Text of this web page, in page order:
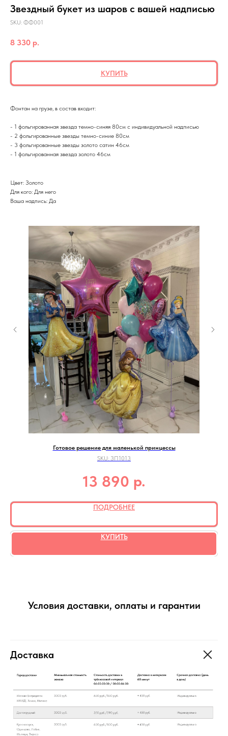
Звездный букет из шаров с вашей надписью
SKU: ФФ001
8 330 р.
КУПИТЬ
Фонтан на грузе, в состав входит:
- 1 фольгированная звезда темно-синяя 80см с индивидуальной надписью
- 2 фольгированные звезды темно-синие 80см
- 3 фольгированные звезды золото сатин 46см
- 1 фольгированная звезда золото 46см
Цвет: Золото
Для кого: Для него
Ваша надпись: Да
Готовое решение для маленькой принцессы
SKU: ЗП1013
13 890 р.
ПОДРОБНЕЕ
КУПИТЬ
Условия доставки, оплаты и гарантии
Доставка